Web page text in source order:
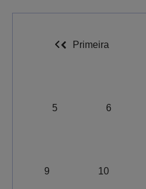
Primeira
5 6
9 10